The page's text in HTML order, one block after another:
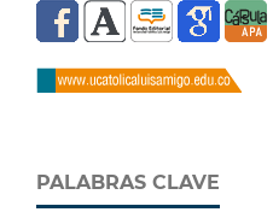
PALABRAS CLAVE